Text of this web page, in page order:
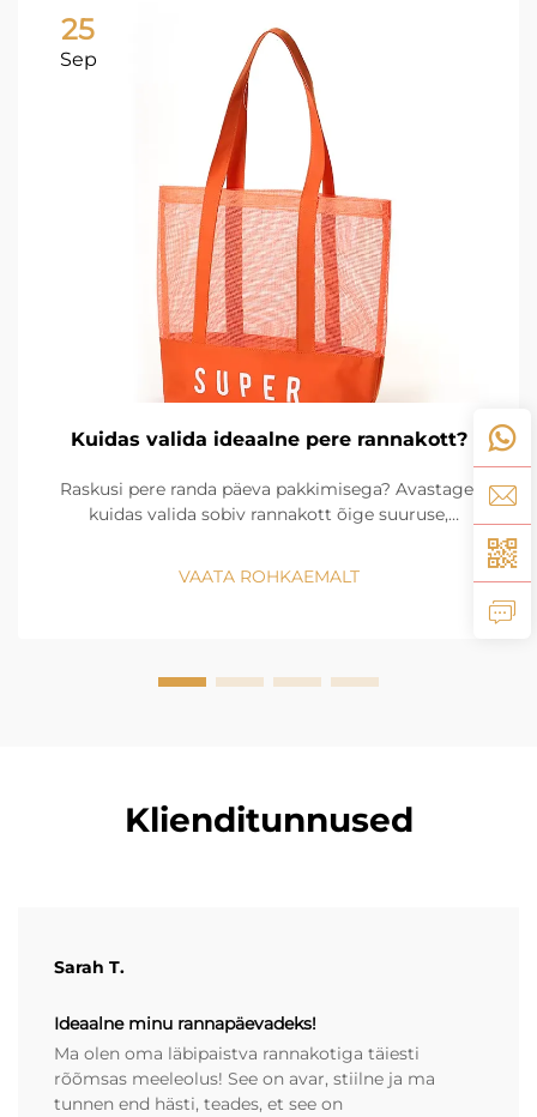
25
Sep
Kuidas valida ideaalne pere rannakott?
Raskusi pere randa päeva pakkimisega? Avastage,
kuidas valida sobiv rannakott õige suuruse,
VAATA ROHKAEMALT
Klienditunnused
Sarah T.
Ideaalne minu rannapäevadeks!
Ma olen oma läbipaistva rannakotiga täiesti
rõõmsas meeleolus! See on avar, stiilne ja ma
tunnen end hästi, teades, et see on